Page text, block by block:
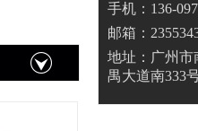
手机：136-
邮箱：
地址：广州市
禺大道南333